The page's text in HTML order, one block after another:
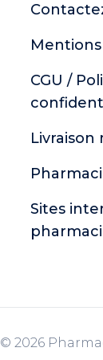
CGU /
Sites
© 2026